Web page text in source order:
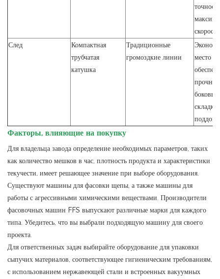
След
Компактная
трубчатая
катушка
Традиционные
громоздкие линии
место и
прочные
боковые
складки
Факторы, влияющие на покупку
Для владельца завода определение необходимых параметров, таких
как количество мешков в час, плотность продукта и характеристики
текучести, имеет решающее значение при выборе оборудования.
Существуют машины для фасовки щепы, а также машины для
работы с агрессивными химическими веществами. Производители
фасовочных машин FFS выпускают различные марки для каждого
типа. Убедитесь, что вы выбрали подходящую машину для своего
проекта.
Для ответственных задач выбирайте оборудование для упаковки
сыпучих материалов, соответствующее гигиеническим требованиям,
с использованием нержавеющей стали и встроенных вакуумных